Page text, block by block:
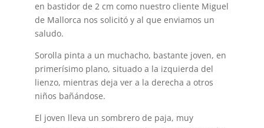
en bastidor de 2 cm como nuestro cliente Miguel
de Mallorca nos solicitó y al que enviamos un
saludo.
Sorolla pinta a un muchacho, bastante joven, en
primerísimo plano, situado a la izquierda del
lienzo, mientras deja ver a la derecha a otros
niños bañándose.
El joven lleva un sombrero de paja, muy